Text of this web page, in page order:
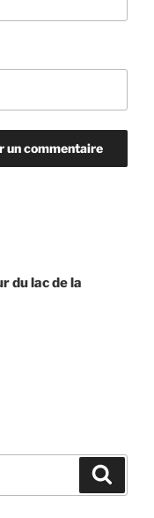
du lac de la